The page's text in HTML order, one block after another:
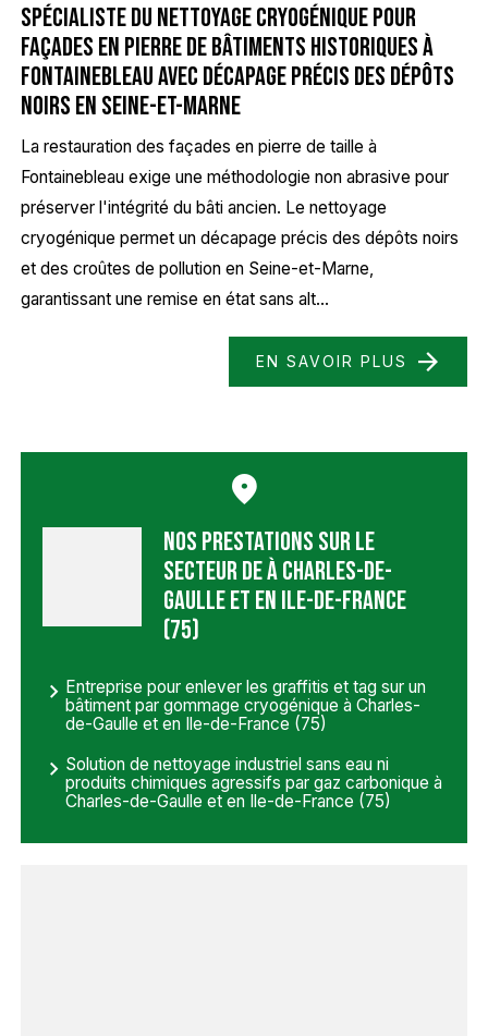
Spécialiste du nettoyage cryogénique pour
façades en pierre de bâtiments historiques à
Fontainebleau avec décapage précis des dépôts
noirs en Seine-et-Marne
La restauration des façades en pierre de taille à
Fontainebleau exige une méthodologie non abrasive pour
préserver l'intégrité du bâti ancien. Le nettoyage
cryogénique permet un décapage précis des dépôts noirs
et des croûtes de pollution en Seine-et-Marne,
garantissant une remise en état sans alt...
EN SAVOIR PLUS
Nos prestations sur le
secteur de à Charles-de-
Gaulle et en Ile-de-France
(75)
Entreprise pour enlever les graffitis et tag sur un
bâtiment par gommage cryogénique à Charles-
de-Gaulle et en Ile-de-France (75)
Solution de nettoyage industriel sans eau ni
produits chimiques agressifs par gaz carbonique à
Charles-de-Gaulle et en Ile-de-France (75)